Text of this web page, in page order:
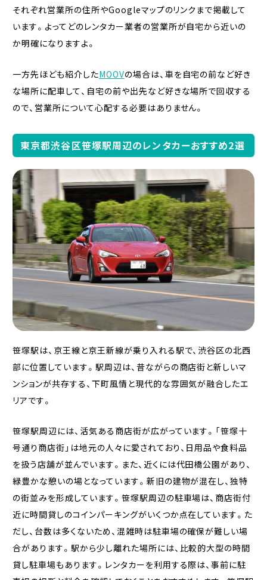
それぞれ営業所の住所やGoogleマップのリンクまで掲載して
います。よってどのレンタカー業者の営業所が自宅から近いの
か明確になりますよ。
一方先ほども紹介したMOOVの場合は、車を自宅の前など好き
な場所に配車して、自宅の前や出先など好きな場所で回収する
ので、営業所について心配する必要はありません。
東京都渋谷区笹塚駅周辺のレンタカーおすすめ2選
笹塚駅は、京王線と京王新線が乗り入れる駅で、渋谷区の北西
部に位置しています。駅周辺は、昔ながらの商店街と新しいマ
ンションが共存する、下町風情と現代的な雰囲気が融合したエ
リアです。
笹塚駅周辺には、活気ある商店街が広がっています。「笹塚十
号通り商店街」は地元の人々に愛されており、日用品や食料品
を扱う店舗が並んでいます。また、近くには代田橋公園があり、
緑豊かな憩いの場となっています。新旧の建物が混在し、独特
の街並みを形成しています。笹塚駅周辺の駐車場は、商店街付
近に時間貸しのコインパーキングがいくつか点在しています。た
だし、台数は多くないため、混雑時は駐車場の確保が難しい場
合があります。駅から少し離れた場所には、比較的大型の時間
貸し駐車場もあります。レンタカーを利用する際は、事前に駐